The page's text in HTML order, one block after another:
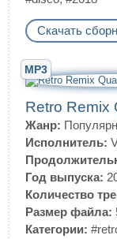
Скачать
MP3
Retro Remix
Жанр:
Исполнитель:
Год выпуска:
Количество
Размер файла:
Категории: